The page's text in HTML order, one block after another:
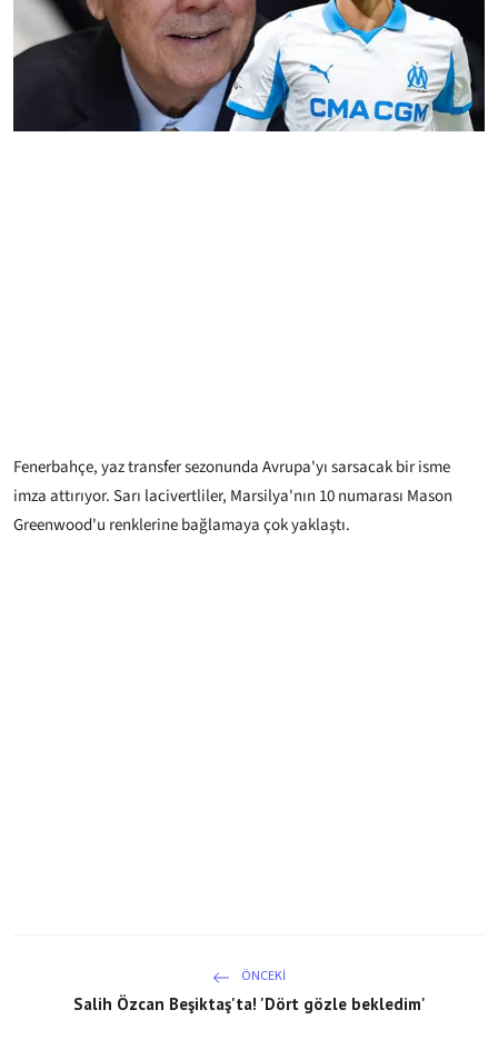
Fenerbahçe, yaz transfer sezonunda Avrupa'yı sarsacak bir isme
imza attırıyor. Sarı lacivertliler, Marsilya'nın 10 numarası Mason
Greenwood'u renklerine bağlamaya çok yaklaştı.
ÖNCEKI
Salih Özcan Beşiktaş'ta! 'Dört gözle bekledim'